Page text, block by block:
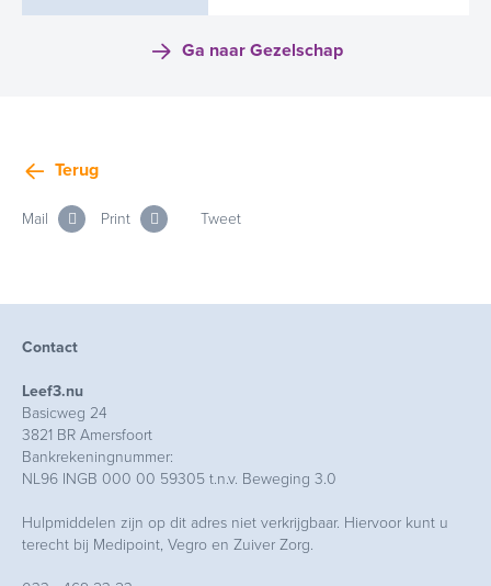
Ga naar Gezelschap
Terug
Mail Print Tweet
Contact
Leef3.nu
Basicweg 24
3821 BR Amersfoort
Bankrekeningnummer:
NL96 INGB 000 00 59305 t.n.v. Beweging 3.0
Hulpmiddelen zijn op dit adres niet verkrijgbaar. Hiervoor kunt u
terecht bij Medipoint, Vegro en Zuiver Zorg.